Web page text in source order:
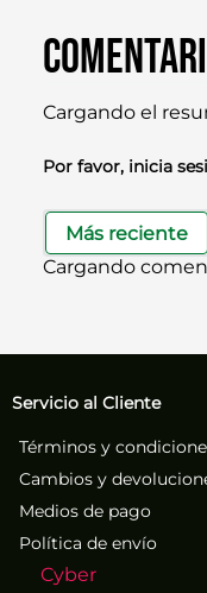
Cargando el
Por favor, inicia
Más reciente
Cargando
Servicio al Cliente
Términos y
Cambios y
Medios de pago
Política de envío
Cyber